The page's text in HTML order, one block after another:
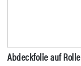
Abdeckfolie auf Rolle